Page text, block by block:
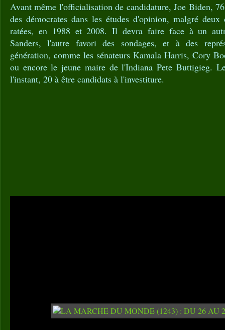
Avant même l'officialisation de candidature, Joe Biden,
des démocrates dans les études d'opinion, malgré deux
ratées, en 1988 et 2008. Il devra faire face à un
Sanders, l'autre favori des sondages, et à des
génération, comme les sénateurs Kamala Harris, Cory
ou encore le jeune maire de l'Indiana Pete Buttigieg.
l'instant, 20 à être candidats à l'investiture.